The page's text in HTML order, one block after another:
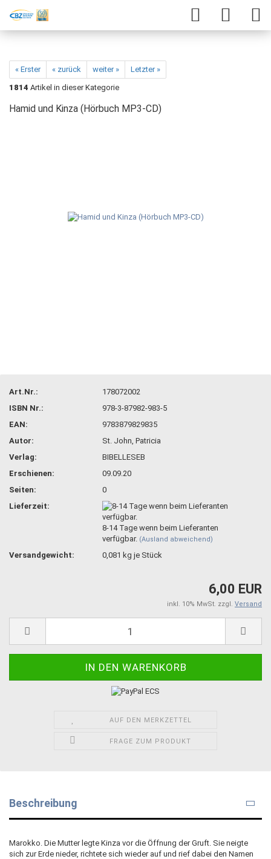
« Erster « zurück weiter »
Letzter »
1814 Artikel in dieser Kategorie
Hamid und Kinza (Hörbuch MP3-CD)
Art.Nr.:
178072002
ISBN Nr.:
978-3-87982-983-5
EAN:
9783879829835
Autor:
St. John, Patricia
Verlag:
BIBELLESEB
Erschienen:
09.09.20
Seiten:
0
Lieferzeit:
8-14 Tage wenn beim Lieferanten
verfügbar. (Ausland abweichend)
Versandgewicht: 0,081 kg je Stück
6,00 EUR
inkl. 10% MwSt. zzgl. Versand
AUF DEN MERKZETTEL
FRAGE ZUM PRODUKT
Beschreibung
Marokko. Die Mutter legte Kinza vor die Öffnung der Gruft. Sie neigte
sich zur Erde nieder, richtete sich wieder auf und rief dabei den Namen